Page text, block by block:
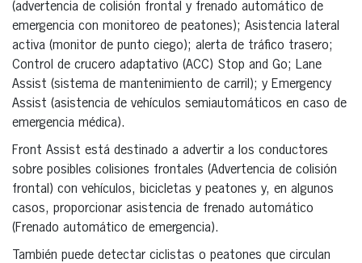
(advertencia de colisión frontal y frenado automático de
emergencia con monitoreo de peatones); Asistencia lateral
activa (monitor de punto ciego); alerta de tráfico trasero;
Control de crucero adaptativo (ACC) Stop and Go; Lane
Assist (sistema de mantenimiento de carril); y Emergency
Assist (asistencia de vehículos semiautomáticos en caso de
emergencia médica).
Front Assist está destinado a advertir a los conductores
sobre posibles colisiones frontales (Advertencia de colisión
frontal) con vehículos, bicicletas y peatones y, en algunos
casos, proporcionar asistencia de frenado automático
(Frenado automático de emergencia).
También puede detectar ciclistas o peatones que circulan